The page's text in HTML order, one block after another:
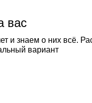
вас
и знаем о них всё.
вариант